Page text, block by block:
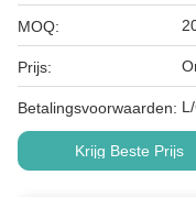
MOQ:
Prijs:
Betalingsvoorwaarden:
Krijg Beste Prijs